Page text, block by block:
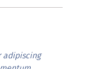
adipiscing